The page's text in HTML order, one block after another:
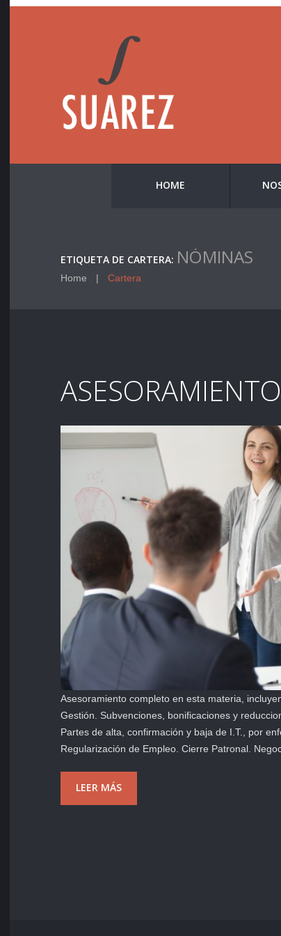
HOME
ETIQUETA DE CARTERA: NÓMINAS
Home Cartera
Asesoramiento completo en esta materia,
Gestión. Subvenciones, bonificaciones y
Partes de alta, confirmación y baja de I.T., por
Regularización de Empleo. Cierre Patronal.
LEER MÁS